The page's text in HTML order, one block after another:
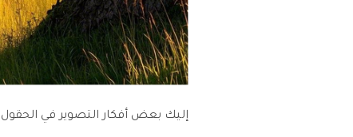
إليك بعض أفكار التصوير في الحقول: